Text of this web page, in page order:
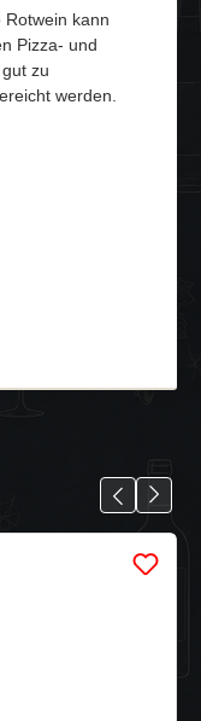
Rotwein kann
Pizza- und
zu
werden.